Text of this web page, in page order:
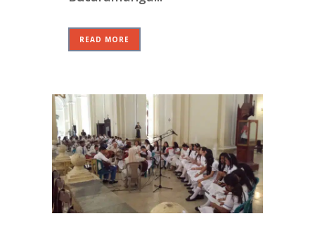
READ MORE